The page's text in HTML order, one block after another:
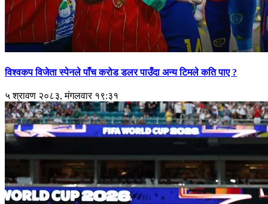
विश्वकप विजेता स्पेनले पाँच करोड डलर पाउँदा अन्य टिमले कति पाए ?
५ श्रावण २०८३, मंगलवार १९:३१